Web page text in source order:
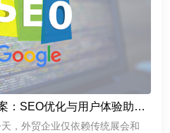
：SEO优化与用户体验助力
，外贸企业仅依赖传统展会和